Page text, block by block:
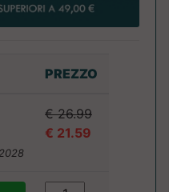
PREZZO
€ 26.99
€ 21.59